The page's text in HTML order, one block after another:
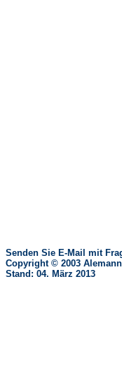
Senden Sie E-Mail mit
Copyright © 2003
Stand: 04. März 2013